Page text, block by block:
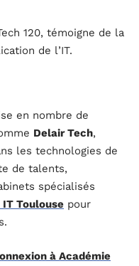
120, témoigne de la
de l’IT.
en nombre de
Delair Tech,
les technologies de
de talents,
spécialisés
Toulouse pour
à Académie